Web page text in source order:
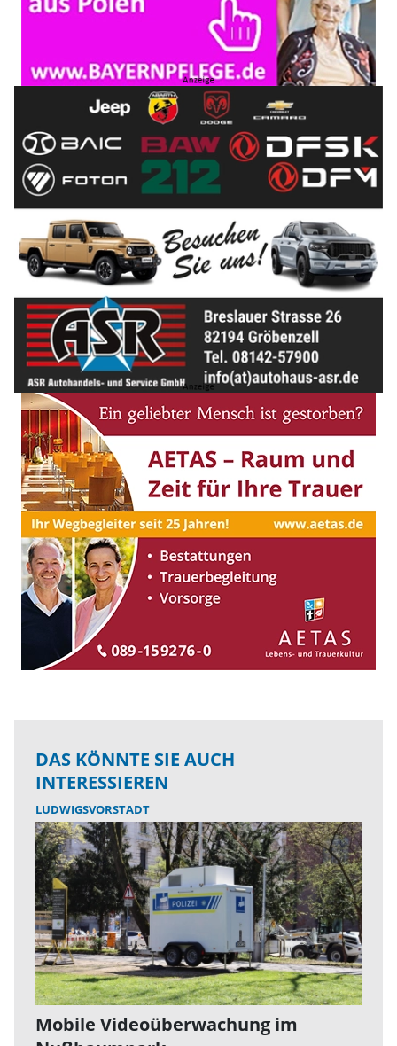
DAS KÖNNTE SIE AUCH
INTERESSIEREN
LUDWIGSVORSTADT
Mobile Videoüberwachung im